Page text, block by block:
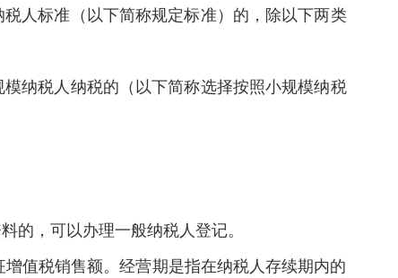
人标准（以下简称规定标准）的，除以下两类
纳税人纳税的（以下简称选择按照小规模纳税
的，可以办理一般纳税人登记。
值税销售额。经营期是指在纳税人存续期内的